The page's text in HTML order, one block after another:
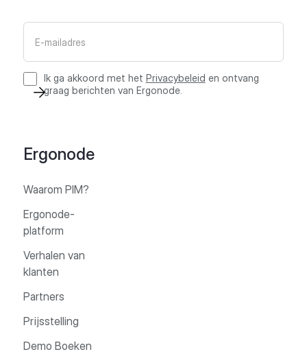
Ik ga akkoord met het Privacybeleid en ontvang
graag berichten van Ergonode.
Ergonode
Waarom PIM?
Ergonode-
platform
Verhalen van
klanten
Partners
Prijsstelling
Demo Boeken